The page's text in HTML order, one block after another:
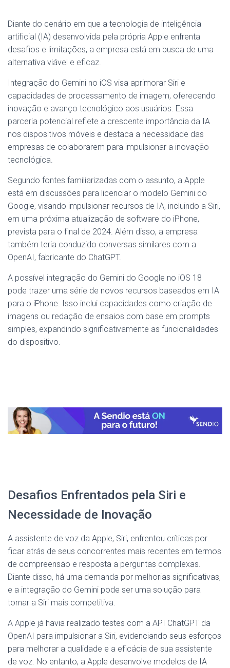
Diante do cenário em que a tecnologia de inteligência
artificial (IA) desenvolvida pela própria Apple enfrenta
desafios e limitações, a empresa está em busca de uma
alternativa viável e eficaz.
Integração do Gemini no iOS visa aprimorar Siri e
capacidades de processamento de imagem, oferecendo
inovação e avanço tecnológico aos usuários. Essa
parceria potencial reflete a crescente importância da IA
nos dispositivos móveis e destaca a necessidade das
empresas de colaborarem para impulsionar a inovação
tecnológica.
Segundo fontes familiarizadas com o assunto, a Apple
está em discussões para licenciar o modelo Gemini do
Google, visando impulsionar recursos de IA, incluindo a Siri,
em uma próxima atualização de software do iPhone,
prevista para o final de 2024. Além disso, a empresa
também teria conduzido conversas similares com a
OpenAI, fabricante do ChatGPT.
A possível integração do Gemini do Google no iOS 18
pode trazer uma série de novos recursos baseados em IA
para o iPhone. Isso inclui capacidades como criação de
imagens ou redação de ensaios com base em prompts
simples, expandindo significativamente as funcionalidades
do dispositivo.
Desafios Enfrentados pela Siri e
Necessidade de Inovação
A assistente de voz da Apple, Siri, enfrentou críticas por
ficar atrás de seus concorrentes mais recentes em termos
de compreensão e resposta a perguntas complexas.
Diante disso, há uma demanda por melhorias significativas,
e a integração do Gemini pode ser uma solução para
tornar a Siri mais competitiva.
A Apple já havia realizado testes com a API ChatGPT da
OpenAI para impulsionar a Siri, evidenciando seus esforços
para melhorar a qualidade e a eficácia de sua assistente
de voz. No entanto, a Apple desenvolve modelos de IA